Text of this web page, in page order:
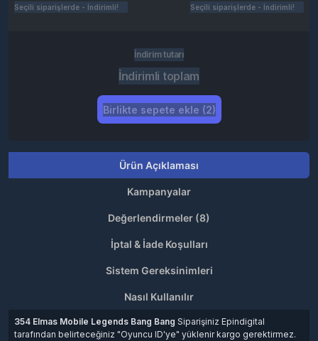
Seçili siparişlerde - İndirimli! Seçili siparişlerde - İndirimli!
İndirim tutarı
İndirimli toplam
Birlikte sepete ekle (2)
Ürün Açıklaması
Kampanyalar
Değerlendirmeler (8)
İptal & İade Koşulları
Sistem Gereksinimleri
Nasıl Kullanılır
354 Elmas Mobile Legends Bang Bang Siparişiniz Epindigital
tarafından belirteceğiniz "Oyuncu ID'ye" yüklenir kargo gerektirmez.